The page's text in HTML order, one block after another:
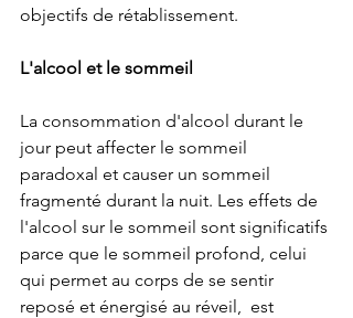
objectifs de rétablissement.
L'alcool et le sommeil
La consommation d'alcool durant le
jour peut affecter le sommeil
paradoxal et causer un sommeil
fragmenté durant la nuit. Les effets de
l'alcool sur le sommeil sont significatifs
parce que le sommeil profond, celui
qui permet au corps de se sentir
reposé et énergisé au réveil,  est